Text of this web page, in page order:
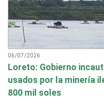
06/07/2026
Loreto: Gobierno
usados por la minería
800 mil soles